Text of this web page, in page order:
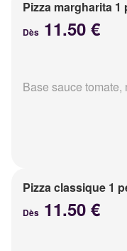
Pizza margharita 1
Dès 11.50 €
Base sauce
Pizza classique 1
Dès 11.50 €